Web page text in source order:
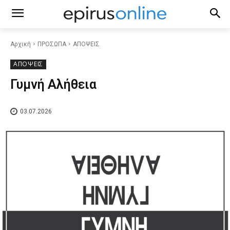
Αρχική ΠΡΟΣΩΠΑ ΑΠΟΨΕΙΣ
ΑΠΟΨΕΙΣ
Γυμνή Αλήθεια
03.07.2026